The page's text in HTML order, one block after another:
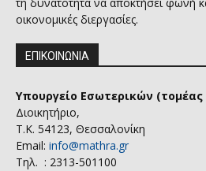
οικονομικές διεργασίες.
ΕΠΙΚΟΙΝΩΝΙΑ
Υπουργείο Εσωτερικών
Διοικητήριο,
Τ.Κ. 54123, Θεσσαλονίκη
Email: info@mathra.gr
Τηλ. : 2313-501100